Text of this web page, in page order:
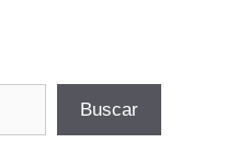
Buscar